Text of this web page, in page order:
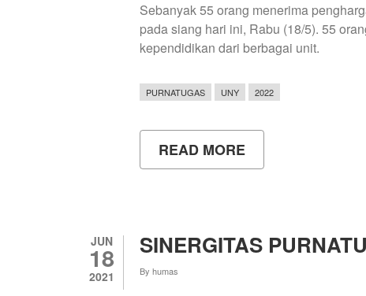
Sebanyak 55 orang menerima
pada siang hari ini, Rabu (18/5). 55
kependidikan dari berbagai unit.
PURNATUGAS UNY 2022
READ MORE
PURNATUGAS
HAL
BAIK
JUN
18
2021
SINERGITAS
By humas